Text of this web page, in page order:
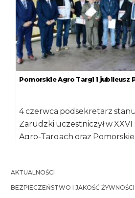
Pomorskie Agro Targi i jubileusz
4 czerwca podsekretarz
Zarudzki uczestniczył w
Agro-Targach oraz
AKTUALNOŚCI
BEZPIECZEŃSTWO I JAKOŚĆ ŻYWNOŚCI